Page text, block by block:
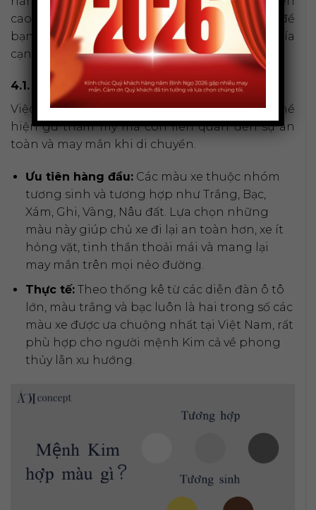
cao nhất. Dưới đây là những gợi ý chi tiết để
bạn áp dụng màu sắc hợp mệnh vào các khía
cạnh quan trọng của cuộc sống.
4.1. Chọn màu xe hợp mệnh Kim
Việc
chọn màu xe hợp mệnh kimkhông chỉ thể
hiện gu thẩm mỹ mà còn liên quan đến sự an
toàn và may mắn khi di chuyển.
Ưu tiên hàng đầu:Các màu xe thuộc nhóm
tương sinh và tương hợp như Trắng, Bạc,
Xám, Ghi, Vàng, Nâu đất. Lựa chọn những
màu này giúp chủ xe đi lại an toàn hơn, xe ít
hỏng vặt, tinh thần thoải mái và mang lại
may mắn trên mọi nẻo đường.
Thực tế:Theo thống kê từ các diễn đàn ô tô
lớn, màu trắng và bạc luôn là hai trong số các
màu xe được ưa chuộng nhất tại Việt Nam, rất
phù hợp cho người mệnh Kim cả về phong
thủy lẫn xu hướng.